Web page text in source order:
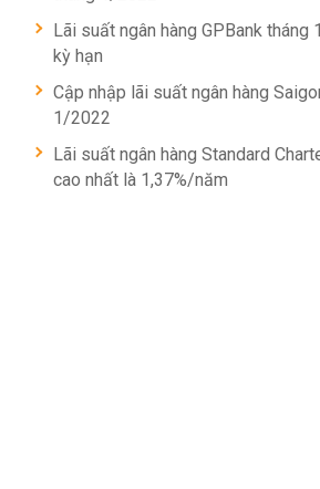
Lãi suất ngân hàng GPBank
kỳ hạn
Cập nhập lãi suất ngân hàng
1/2022
Lãi suất ngân hàng Standard
cao nhất là 1,37%/năm